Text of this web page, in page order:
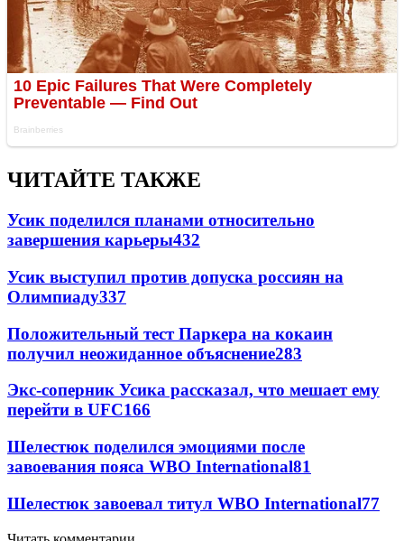
ЧИТАЙТЕ ТАКЖЕ
Усик поделился планами относительно
завершения карьеры432
Усик выступил против допуска россиян на
Олимпиаду337
Положительный тест Паркера на кокаин
получил неожиданное объяснение283
Экс-соперник Усика рассказал, что мешает ему
перейти в UFC166
Шелестюк поделился эмоциями после
завоевания пояса WBO International81
Шелестюк завоевал титул WBO International77